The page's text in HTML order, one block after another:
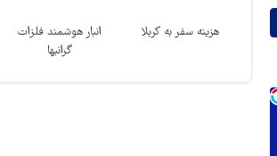
هزینه سفر به کربلا
انبار هوشمند فلزات
گرانبها